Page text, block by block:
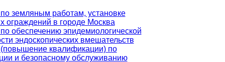
земляным работам, установке
ограждений в городе Москва
обеспечению эпидемиологической
эндоскопических вмешательств
квалификации) по
и безопасному обслуживанию